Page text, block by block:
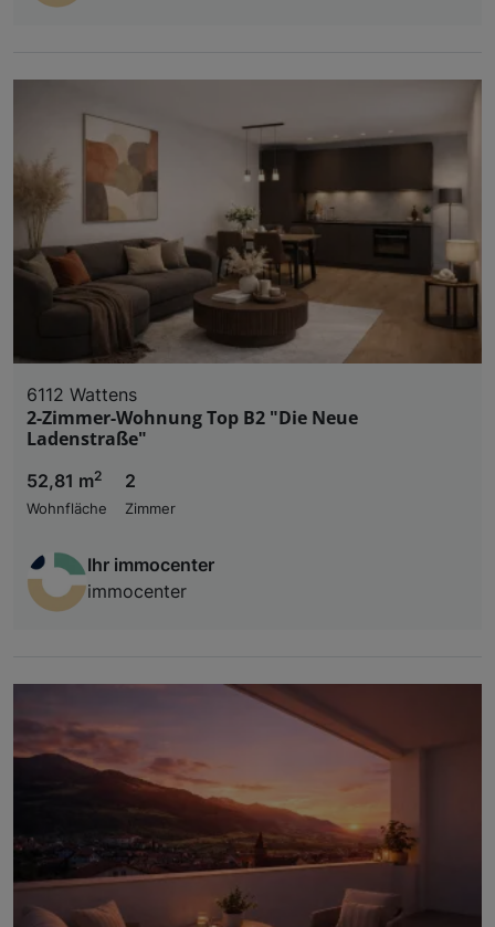
6112 Wattens
2-Zimmer-Wohnung Top B2 "Die Neue
Ladenstraße"
52,81 m2
Wohnfläche
2
Zimmer
Ihr immocenter
immocenter